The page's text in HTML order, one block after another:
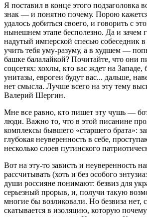
Я поставил в конце этого подзаголовка
знак — и понятно почему. Порою
удалось добиться своего, и говорить с
нынешнем этапе бесполезно. Да и зачем
надутый имперской спесью собеседник
учить тебя уму-разуму, а в худшем —
башке балалайкой? Почитайте, что они
соцсетях: хохлы, кто вас ждет на Западе,
унитазы, еврогеи будут вас... дальше,
нет смысла. Лучше всего на эту тему
Валерий Шергин.
Мне все равно, кто пишет эту чушь —
люди. Важно то, что в этой писанине
комплексы бывшего «старшего брата»:
глубокая неуверенность в себе,
несколько слоев путинского
Вот на эту-то зависть и неуверенность
рассчитывать (хоть и без особого
души россияне понимают: безвиз для
серьезный прорыв, и, получи такую
многие бы возликовали. Но безвиза нет,
скатывается в изоляцию, которую